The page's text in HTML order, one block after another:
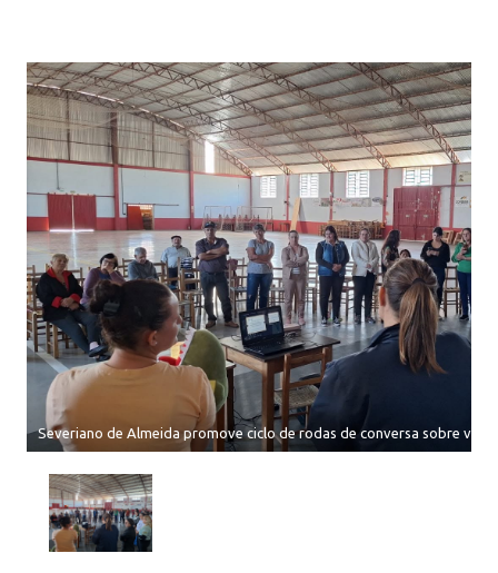
Severiano de Almeida promove ciclo de rodas de conversa sobre